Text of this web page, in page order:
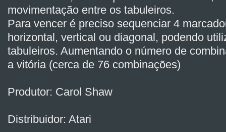
movimentação entre os tabuleiros.
Para vencer é preciso sequenciar 4
horizontal, vertical ou diagonal, podendo
tabuleiros. Aumentando o número de
a vitória (cerca de 76 combinações)
Produtor: Carol Shaw
Distribuidor: Atari